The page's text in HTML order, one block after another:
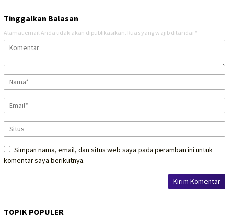
Tinggalkan Balasan
Alamat email Anda tidak akan dipublikasikan. Ruas yang wajib ditandai *
Simpan nama, email, dan situs web saya pada peramban ini untuk
komentar saya berikutnya.
TOPIK POPULER